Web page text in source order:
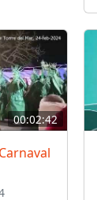
00:02:42